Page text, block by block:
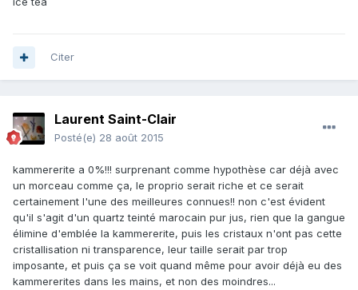
Citer
Laurent Saint-Clair
Posté(e) 28 août 2015
kammererite a 0%!!! surprenant comme hypothèse car déjà avec
un morceau comme ça, le proprio serait riche et ce serait
certainement l'une des meilleures connues!! non c'est évident
qu'il s'agit d'un quartz teinté marocain pur jus, rien que la gangue
élimine d'emblée la kammererite, puis les cristaux n'ont pas cette
cristallisation ni transparence, leur taille serait par trop
imposante, et puis ça se voit quand même pour avoir déjà eu des
kammererites dans les mains, et non des moindres...